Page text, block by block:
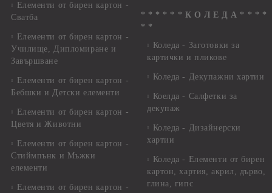
Елементи от бирен картон -
Сватба
Елементи от бирен картон -
Училище, Дипломиране и
Завършване
Елементи от бирен картон -
Бебшки и Детски елементи
Елементи от бирен картон -
Цветя и Животни
Елементи от бирен картон -
Стиймпънк и Мъжки
елементи
Елементи от бирен картон -
* * * * * * К О Л Е Д А * * * *
* *
Коледа - Заготовки за
картички и пликове
Коледа - Декупажни хартии
Коелда - Салфетки за
декупаж
Коледа - Дизайнерски
хартии
Коледа - Eлементи от бирен
картон, хартия, акрил, дърво,
глина, гипс